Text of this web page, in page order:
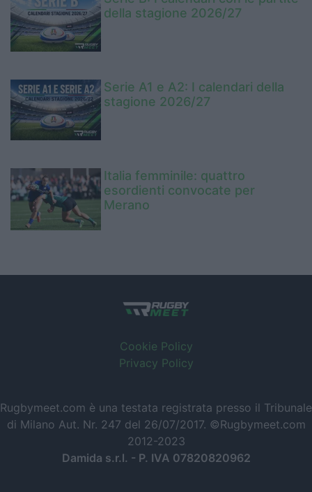
della stagione 2026/27
Serie A1 e A2: I calendari della
stagione 2026/27
Italia femminile: quattro
esordienti convocate per
Merano
Cookie Policy
Privacy Policy
Rugbymeet.com è una testata registrata presso il Tribunale
di Milano Aut. Nr. 247 del 26/07/2017. ©Rugbymeet.com
2012-2023
Damida s.r.l. - P. IVA 07820820962